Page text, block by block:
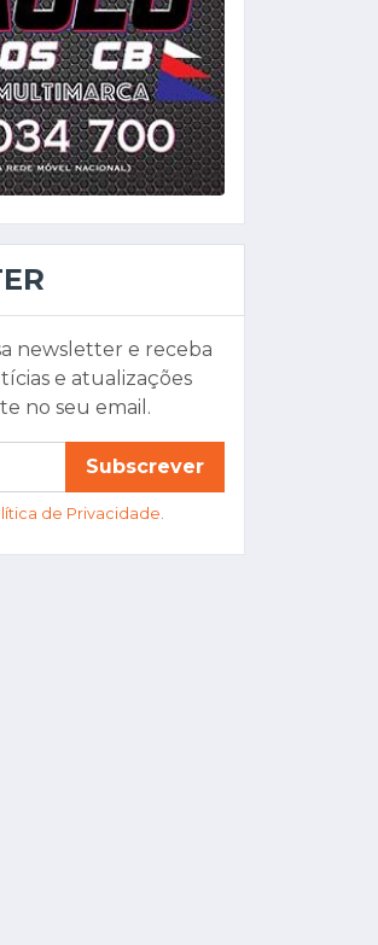
newsletter e receba
e atualizações
no seu email.
Subscrever
de Privacidade.